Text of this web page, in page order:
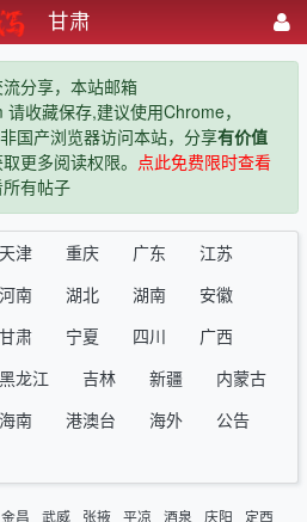
甘肃
分享，本站邮箱
收藏保存,建议使用Chrome，
国产浏览器访问本站，分享有价值
更多阅读权限。 点此免费限时查看
有帖子
天津 重庆 广东
江苏
河南 湖北 湖南
安徽
甘肃 宁夏 四川
广西
黑龙江 吉林 新疆
内蒙古
海南 港澳台 海外
公告
金昌 武威 张掖 平凉 酒泉 庆阳
定西